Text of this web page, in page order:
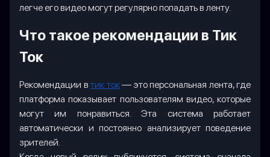
легче его видео могут регулярно попадать в ленту.
Что такое рекомендации в Тик
Ток
Рекомендации в тик ток— это персональная лента, где
платформа показывает пользователям видео, которые
могут им понравиться. Эта система работает
автоматически и постоянно анализирует поведение
зрителей.